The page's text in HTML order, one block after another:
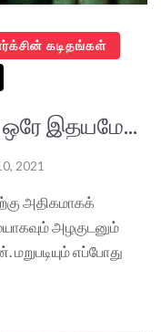
கடிதங்கள்
இதயமே...
2021
அதிகமாகக்
அழகுடனும்
எப்போது